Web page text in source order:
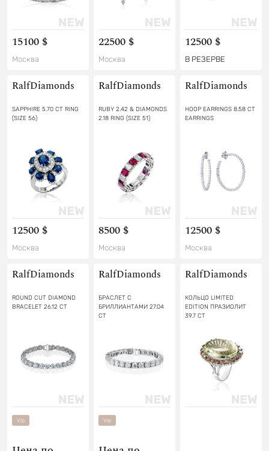
15100 $
Москва
22500 $
Москва
12500 $
В РЕЗЕРВЕ
RalfDiamonds
SAPPHIRE 5.70 CT RING
(SIZE 56)
12500 $
Москва
RalfDiamonds
RUBY 2.42 & DIAMONDS
2.18 RING (SIZE 51)
8500 $
Москва
RalfDiamonds
HOOP EARRINGS 8.58 CT
EARRINGS
12500 $
Москва
RalfDiamonds
ROUND CUT DIAMOND
BRACELET 26.12 CT
Vip
RalfDiamonds
БРАСЛЕТ С
БРИЛЛИАНТАМИ 27.04
CT
Vip
RalfDiamonds
КОЛЬЦО LIMITED
EDITION ПРАЗИОЛИТ
39.7 CT